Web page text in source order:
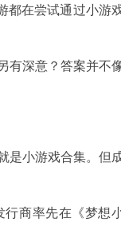
都在尝试通过小游
有深意？答案并不
是小游戏合集。但
行商率先在《梦想